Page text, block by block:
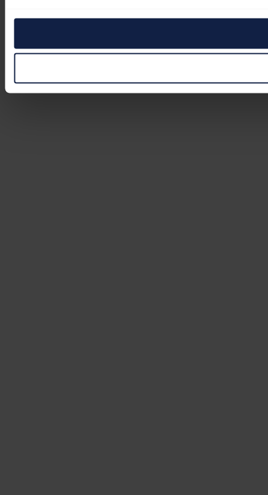
Las cookies de este sitio web se usan para personalizar el
pueden combinarla con otra información que les haya